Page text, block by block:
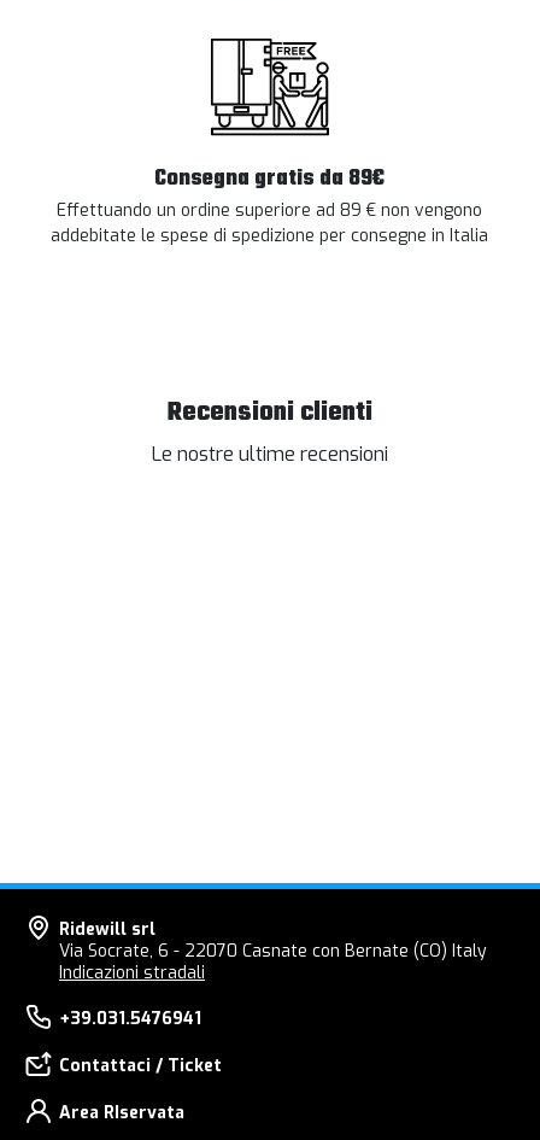
Consegna gratis da 89€
Effettuando un ordine superiore ad 89 € non vengono
addebitate le spese di spedizione per consegne in Italia
Recensioni clienti
Le nostre ultime recensioni
Ridewill srl
Via Socrate, 6 - 22070 Casnate con Bernate (CO) Italy
Indicazioni stradali
+39.031.5476941
Contattaci / Ticket
Area RIservata